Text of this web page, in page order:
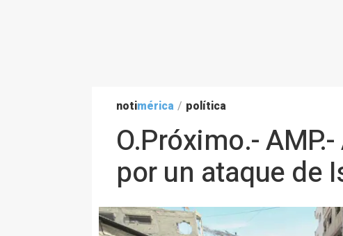
notimérica / política
O.Próximo.-
por un ataque de